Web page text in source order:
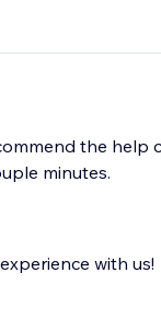
the help
minutes.
with us!